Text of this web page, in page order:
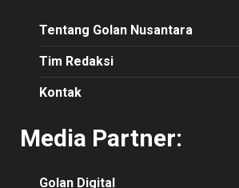
Tentang Golan Nusantara
Tim Redaksi
Kontak
Media Partner:
Golan Digital